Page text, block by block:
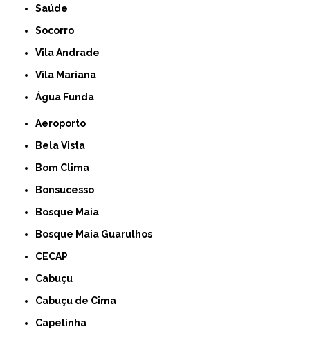
Saúde
Socorro
Vila Andrade
Vila Mariana
Água Funda
Aeroporto
Bela Vista
Bom Clima
Bonsucesso
Bosque Maia
Bosque Maia Guarulhos
CECAP
Cabuçu
Cabuçu de Cima
Capelinha